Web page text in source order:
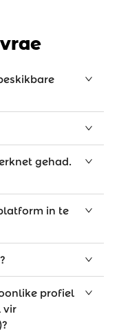
gehad.
in te
profiel
vir